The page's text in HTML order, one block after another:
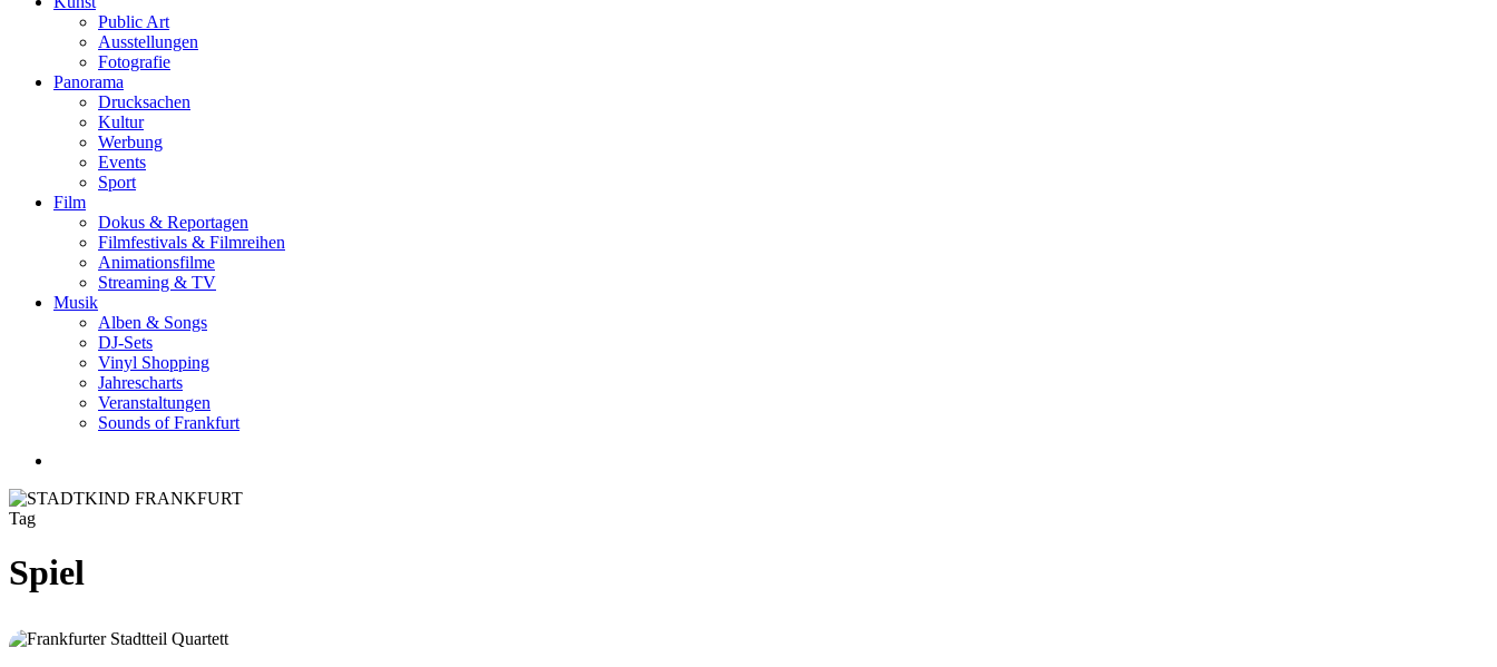
Public Art
Ausstellungen
Fotografie
Panorama
Drucksachen
Kultur
Werbung
Events
Sport
Film
Dokus & Reportagen
Filmfestivals & Filmreihen
Animationsfilme
Streaming & TV
Musik
Alben & Songs
DJ-Sets
Vinyl Shopping
Jahrescharts
Veranstaltungen
Sounds of Frankfurt
Tag
Spiel